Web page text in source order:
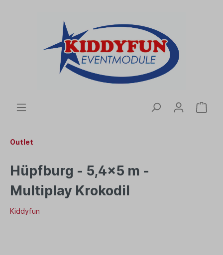
Outlet
Hüpfburg - 5,4x5 m -
Multiplay Krokodil
Kiddyfun